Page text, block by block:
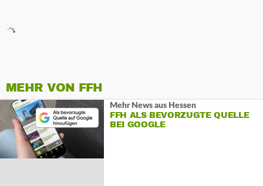
MEHR VON FFH
Mehr News aus Hessen
FFH ALS BEVORZUGTE QUELLE
BEI GOOGLE